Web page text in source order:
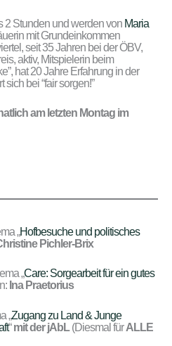
2 Stunden und werden von Maria
mit Grundeinkommen
seit 35 Jahren bei der ÖBV,
aktiv, Mitspielerin beim
hat 20 Jahre Erfahrung in der
bei “fair sorgen!”
am letzten Montag im
„Hofbesuche und politisches
Pichler-Brix
„Care: Sorgearbeit für ein gutes
Ina Praetorius
„Zugang zu Land & Junge
“mit der jAbL(Diesmal fürALLE